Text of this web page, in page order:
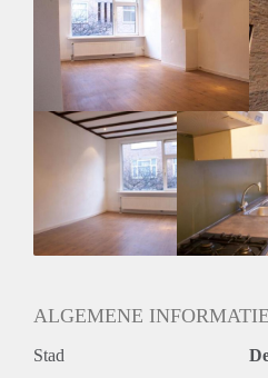
mailtje.
Praktische zaken
Indeling:
Een plattegrond met de indeling
bij de fotos.
1 maand huur
Minimale huurtermijn:
Energie:
Huurprijs is €800,- exclusief g/
ALGEMENE INFORMATIE
Stad